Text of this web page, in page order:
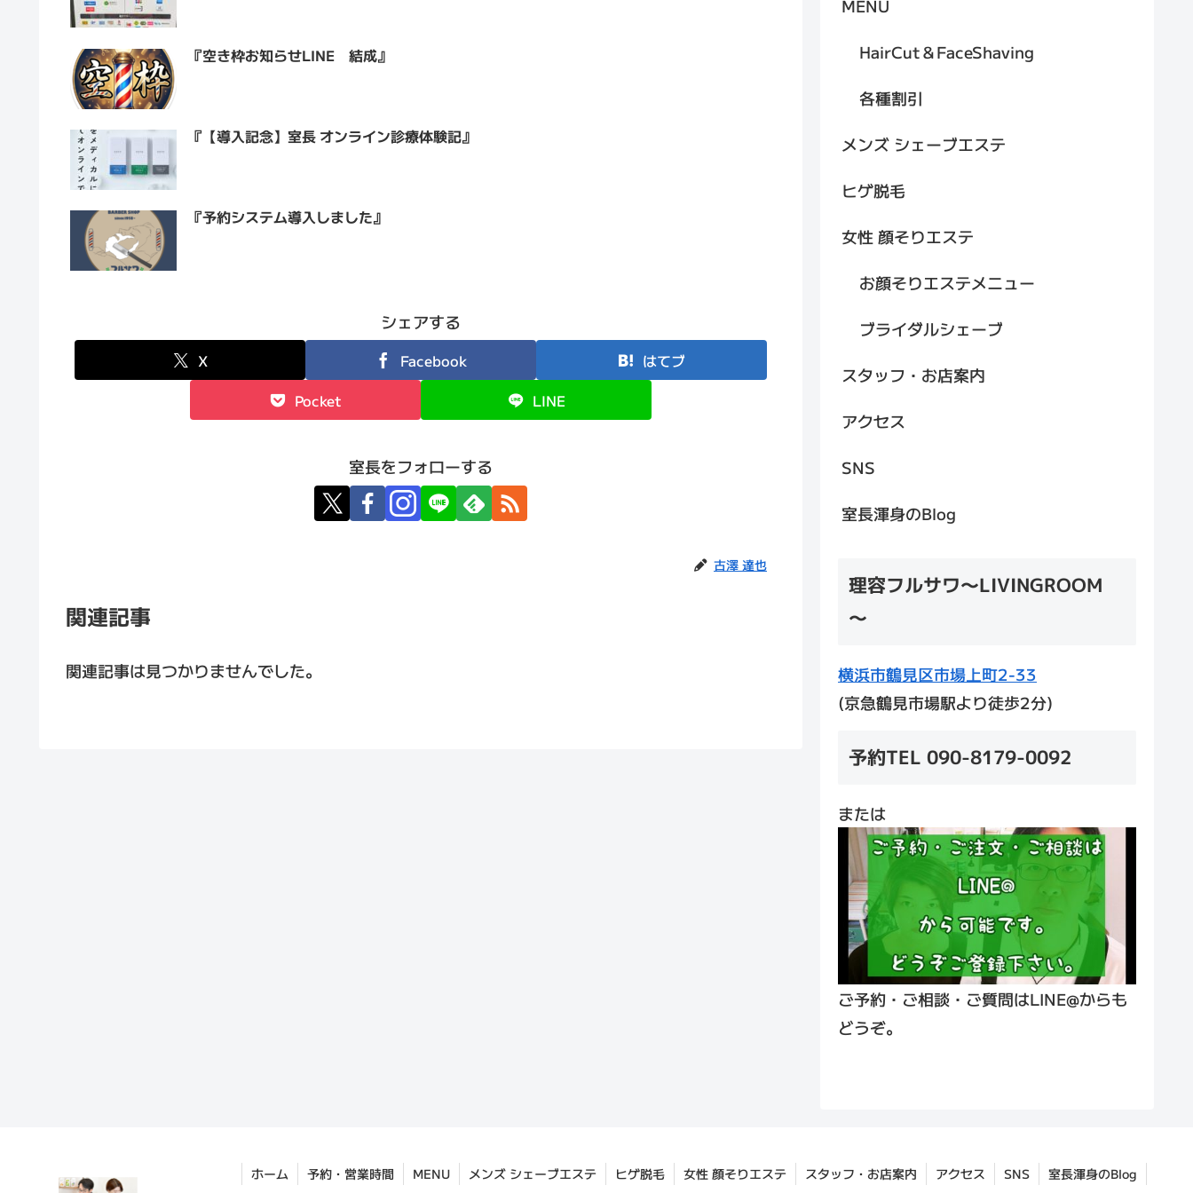
『空き枠お知らせLINE 結成』
『【導入記念】室長 オンライン診療体験記』
『予約システム導入しました』
シェアする
X Facebook
はてブ
Pocket
LINE
室長をフォローする
古澤 達也
関連記事
関連記事は見つかりませんでした。
MENU
HairCut＆FaceShaving
各種割引
メンズ シェーブエステ
ヒゲ脱毛
女性 顔そりエステ
お顔そりエステメニュー
ブライダルシェーブ
スタッフ・お店案内
アクセス
SNS
室長渾身のBlog
理容フルサワ～LIVINGROOM
～
横浜市鶴見区市場上町2-33
(京急鶴見市場駅より徒歩2分)
予約TEL 090-8179-0092
または
ご予約・ご相談・ご質問はLINE@からも
どうぞ。
ホーム 予約・営業時間 MENU メンズ シェーブエステ ヒゲ脱毛 女性 顔そりエステ スタッフ・お店案内 アクセス SNS 室長渾身のBlog